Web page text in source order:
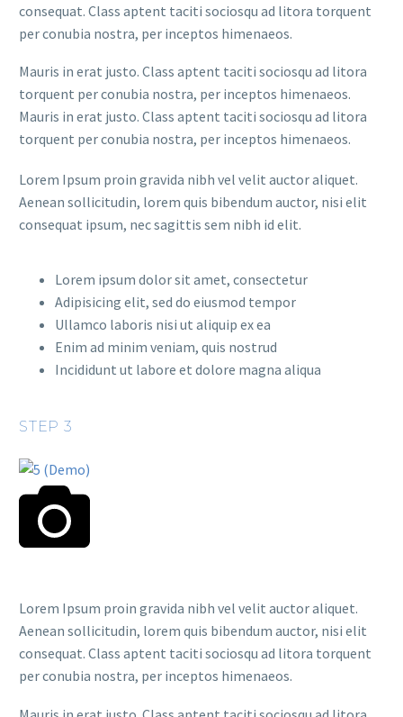
consequat. Class aptent taciti sociosqu ad litora torquent
per conubia nostra, per inceptos himenaeos.
Mauris in erat justo. Class aptent taciti sociosqu ad litora
torquent per conubia nostra, per inceptos himenaeos.
Mauris in erat justo. Class aptent taciti sociosqu ad litora
torquent per conubia nostra, per inceptos himenaeos.
Lorem Ipsum proin gravida nibh vel velit auctor aliquet.
Aenean sollicitudin, lorem quis bibendum auctor, nisi elit
consequat ipsum, nec sagittis sem nibh id elit.
Lorem ipsum dolor sit amet, consectetur
Adipisicing elit, sed do eiusmod tempor
Ullamco laboris nisi ut aliquip ex ea
Enim ad minim veniam, quis nostrud
Incididunt ut labore et dolore magna aliqua
STEP 3
Lorem Ipsum proin gravida nibh vel velit auctor aliquet.
Aenean sollicitudin, lorem quis bibendum auctor, nisi elit
consequat. Class aptent taciti sociosqu ad litora torquent
per conubia nostra, per inceptos himenaeos.